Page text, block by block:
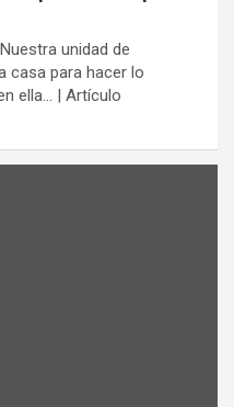
unidad de
casa para hacer lo
ella… | Artículo